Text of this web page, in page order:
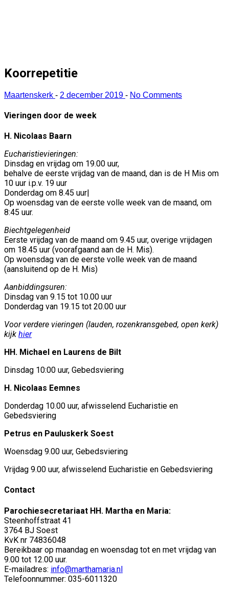
Koorrepetitie
Maartenskerk - 2 december 2019 - No Comments
Vieringen door de week
H. Nicolaas Baarn
Eucharistievieringen:
Dinsdag en vrijdag om 19.00 uur,
behalve de eerste vrijdag van de maand, dan is de H Mis om
10 uur i.p.v. 19 uur
Donderdag om 8.45 uur|
Op woensdag van de eerste volle week van de maand, om
8:45 uur.
Biechtgelegenheid
Eerste vrijdag van de maand om 9.45 uur, overige vrijdagen
om 18.45 uur (voorafgaand aan de H. Mis).
Op woensdag van de eerste volle week van de maand
(aansluitend op de H. Mis)
Aanbiddingsuren:
Dinsdag van 9.15 tot 10.00 uur
Donderdag van 19.15 tot 20.00 uur
Voor verdere vieringen (lauden, rozenkransgebed, open kerk)
kijk hier
HH. Michael en Laurens de Bilt
Dinsdag 10:00 uur, Gebedsviering
H. Nicolaas Eemnes
Donderdag 10.00 uur, afwisselend Eucharistie en
Gebedsviering
Petrus en Pauluskerk Soest
Woensdag 9.00 uur, Gebedsviering
Vrijdag 9.00 uur, afwisselend Eucharistie en Gebedsviering
Contact
Parochiesecretariaat HH. Martha en Maria:
Steenhoffstraat 41
3764 BJ Soest
KvK nr 74836048
Bereikbaar op maandag en woensdag tot en met vrijdag van
9.00 tot 12.00 uur.
E-mailadres: info@marthamaria.nl
Telefoonnummer: 035-6011320